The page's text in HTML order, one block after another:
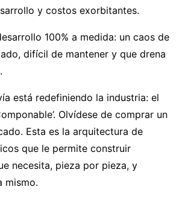
y costos exorbitantes.
100% a medida: un caos de
difícil de mantener y que drena
está redefiniendo la industria: el
Olvídese de comprar un
Esta es la arquitectura de
que le permite construir
necesita, pieza por pieza, y
mismo.